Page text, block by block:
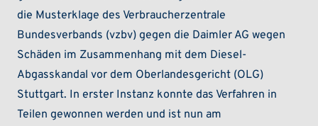
die Musterklage des Verbraucherzentrale
Bundesverbands (vzbv) gegen die Daimler AG wegen
Schäden im Zusammenhang mit dem Diesel-
Abgasskandal vor dem Oberlandesgericht (OLG)
Stuttgart. In erster Instanz konnte das Verfahren in
Teilen gewonnen werden und ist nun am